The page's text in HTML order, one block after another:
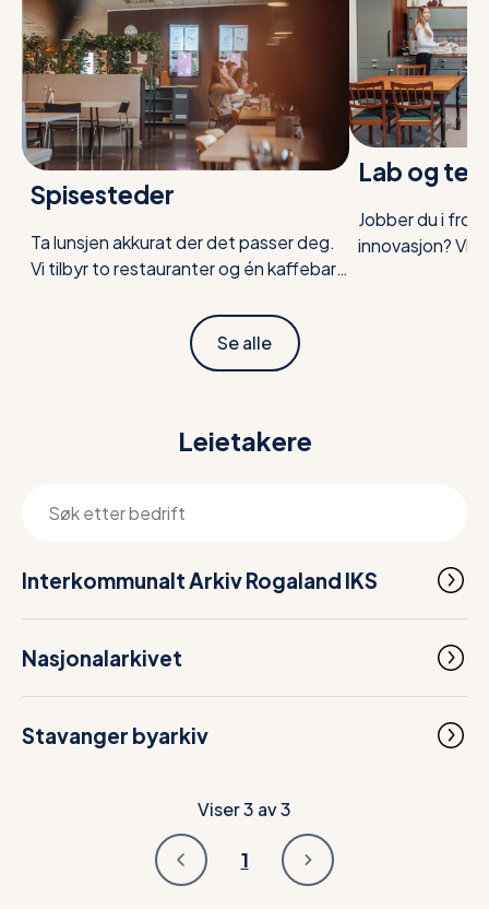
Spisesteder
Ta lunsjen akkurat der det passer deg.
Vi tilbyr to restauranter og én kaffebar,
perfekt for en velfortjent pause. Alle
måltider lages av gode, lokale råvarer.
Maten gir deg både energi og litt ekstra
Lab og
Jobber du i
innovasjon? Vi
Se alle
Leietakere
Interkommunalt Arkiv Rogaland IKS
Nasjonalarkivet
Stavanger byarkiv
Viser3 av3
1